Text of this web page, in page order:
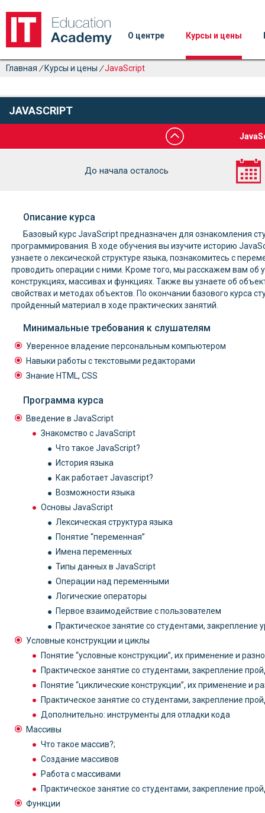
О центре Курсы и цены
Главная / Курсы и цены /JavaScript
JAVASCRIPT
До начала осталось
Описание курса
Базовый курс JavaScript предназначен для ознакомления
программирования. В ходе обучения вы изучите историю
узнаете о лексической структуре языка, познакомитесь с
проводить операции с ними. Кроме того, мы расскажем вам об
конструкциях, массивах и функциях. Также вы узнаете об
свойствах и методах объектов. По окончании базового курса
пройденный материал в ходе практических занятий.
Минимальные требования к слушателям
Уверенное владение персональным компьютером
Навыки работы с текстовыми редакторами
Знание HTML, CSS
Программа курса
Введение в JavaScript
Знакомство с JavaScript
Что такое JavaScript?
История языка
Как работает Javascript?
Возможности языка
Основы JavaScript
Лексическая структура языка
Понятие “переменная”
Имена переменных
Типы данных в JavaScript
Операции над переменными
Логические операторы
Первое взаимодействие с пользователем
Практическое занятие со студентами, закрепление
Условные конструкции и циклы
Понятие “условные конструкции”, их применение и
Практическое занятие со студентами, закрепление
Понятие “циклические конструкции”, их применение и
Практическое занятие со студентами, закрепление
Дополнительно: инструменты для отладки кода
Массивы
Что такое массив?;
Создание массивов
Работа с массивами
Практическое занятие со студентами, закрепление
Функции